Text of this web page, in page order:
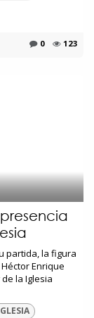
0 123
partida, la figura
Enrique
la Iglesia